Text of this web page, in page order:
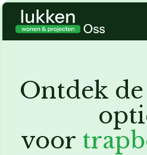
Ontdek
voor